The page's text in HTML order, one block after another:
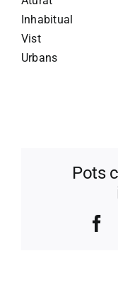
Inhabitual
Vist
Urbans
Pots